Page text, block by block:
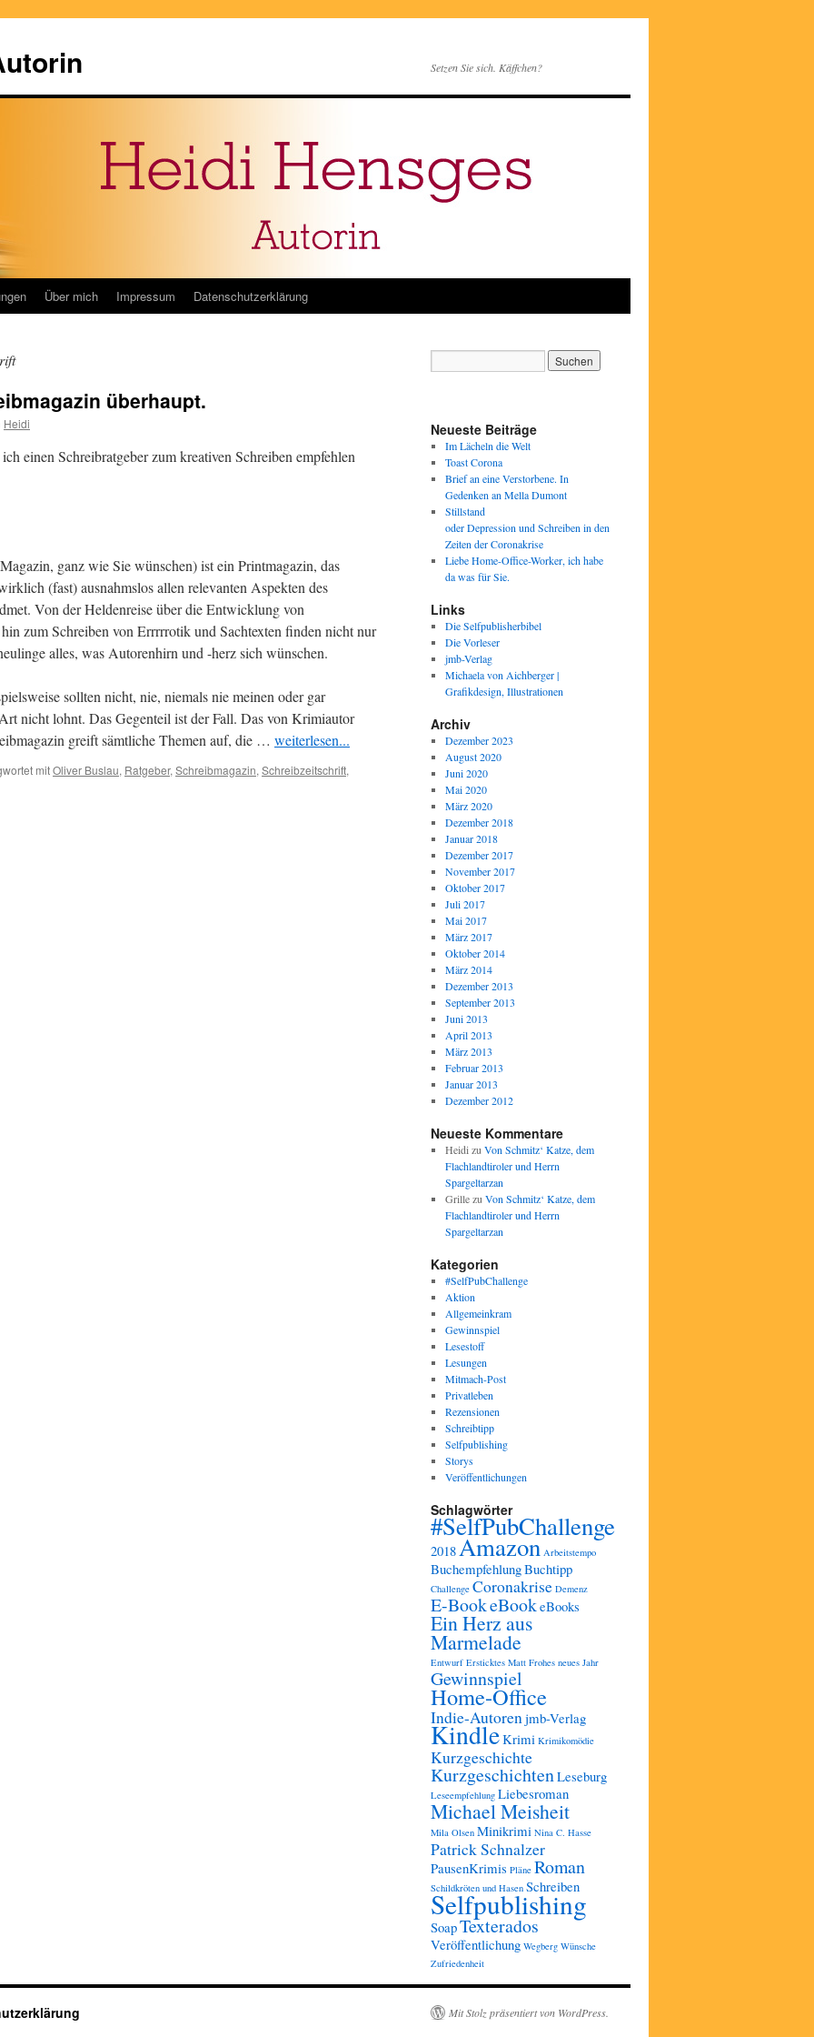
Setzen Sie sich. Käffchen?
Über mich Impressum Datenschutzerklärung
überhaupt.
Heidi
einen Schreibratgeber zum kreativen Schreiben empfehlen
ganz wie Sie wünschen) ist ein Printmagazin, das
(fast) ausnahmslos allen relevanten Aspekten des
Von der Heldenreise über die Entwicklung von
zum Schreiben von Errrrrotik und Sachtexten finden nicht nur
alles, was Autorenhirn und -herz sich wünschen.
sollten nicht, nie, niemals nie meinen oder gar
nicht lohnt. Das Gegenteil ist der Fall. Das von Krimiautor
greift sämtliche Themen auf, die … weiterlesen...
mitOliver Buslau, Ratgeber, Schreibmagazin, Schreibzeitschrift,
Neueste Beiträge
Im Lächeln die Welt
Toast Corona
Brief an eine Verstorbene. In
Gedenken an Mella Dumont
Stillstand
oder Depression und Schreiben in den
Zeiten der Coronakrise
Liebe Home-Office-Worker, ich habe
da was für Sie.
Links
Die Selfpublisherbibel
Die Vorleser
jmb-Verlag
Michaela von Aichberger |
Grafikdesign, Illustrationen
Archiv
Dezember 2023
August 2020
Juni 2020
Mai 2020
März 2020
Dezember 2018
Januar 2018
Dezember 2017
November 2017
Oktober 2017
Juli 2017
Mai 2017
März 2017
Oktober 2014
März 2014
Dezember 2013
September 2013
Juni 2013
April 2013
März 2013
Februar 2013
Januar 2013
Dezember 2012
Neueste Kommentare
Heidi zu Von Schmitz‘ Katze, dem
Flachlandtiroler und Herrn
Spargeltarzan
Grillezu Von Schmitz‘ Katze, dem
Flachlandtiroler und Herrn
Spargeltarzan
Kategorien
#SelfPubChallenge
Aktion
Allgemeinkram
Gewinnspiel
Lesestoff
Lesungen
Mitmach-Post
Privatleben
Rezensionen
Schreibtipp
Selfpublishing
Storys
Veröffentlichungen
Schlagwörter
#SelfPubChallenge
2018Amazon Arbeitstempo
BuchempfehlungBuchtipp
Challenge Coronakrise Demenz
E-BookeBookeBooks
Ein Herz aus
Marmelade
Entwurf Ersticktes Matt Frohes neues Jahr
Gewinnspiel
Home-Office
Indie-Autorenjmb-Verlag
KindleKrimi Krimikomödie
Kurzgeschichte
KurzgeschichtenLeseburg
Leseempfehlung Liebesroman
Michael Meisheit
Mila Olsen Minikrimi Nina C. Hasse
Patrick Schnalzer
PausenKrimis Pläne Roman
Schildkröten und Hasen Schreiben
Selfpublishing
SoapTexterados
Veröffentlichung Wegberg Wünsche
Zufriedenheit
Mit Stolz präsentiert von WordPress.